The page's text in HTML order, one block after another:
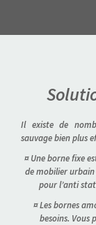
Il existe de
sauvage bien plus
¤ Une borne fixe
de mobilier
pour l’anti
¤ Les bornes
besoins. Vous